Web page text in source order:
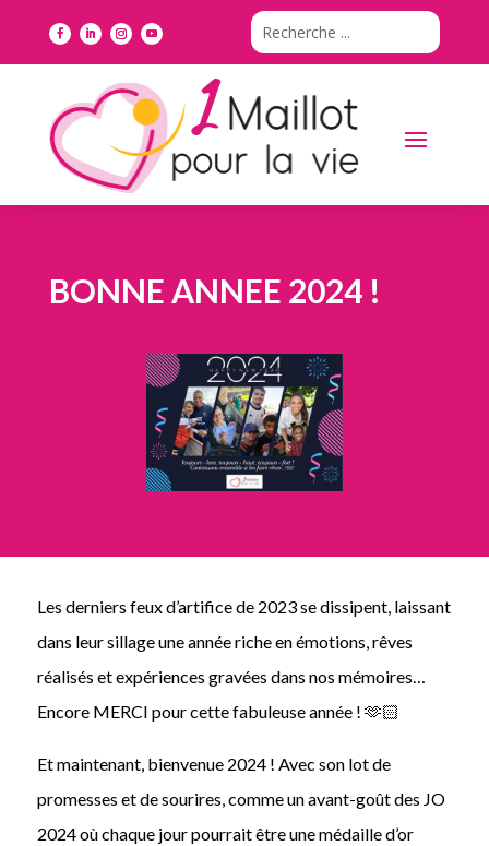
BONNE ANNEE 2024 !
Les derniers feux d’artifice de 2023 se dissipent, laissant
dans leur sillage une année riche en émotions, rêves
réalisés et expériences gravées dans nos mémoires…
Encore MERCI pour cette fabuleuse année ! 🫶🏻
Et maintenant, bienvenue 2024 ! Avec son lot de
promesses et de sourires, comme un avant-goût des JO
2024 où chaque jour pourrait être une médaille d’or